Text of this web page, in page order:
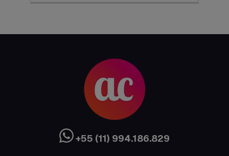
Ciência sem Fronteiras
Cultura Austrália+55 (11) 994.186.829